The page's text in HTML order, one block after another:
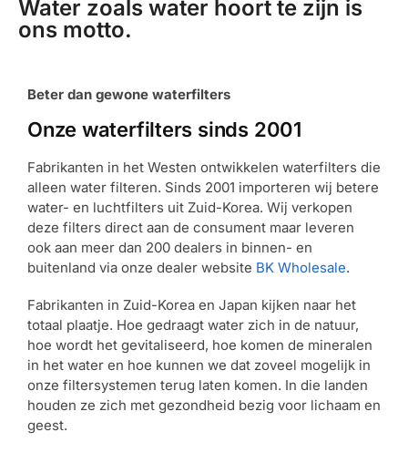
Water zoals water hoort te zijn is
ons motto.
Beter dan gewone waterfilters
Onze waterfilters sinds 2001
Fabrikanten in het Westen ontwikkelen waterfilters die
alleen water filteren. Sinds 2001 importeren wij betere
water- en luchtfilters uit Zuid-Korea. Wij verkopen
deze filters direct aan de consument maar leveren
ook aan meer dan 200 dealers in binnen- en
buitenland via onze dealer website BK Wholesale.
Fabrikanten in Zuid-Korea en Japan kijken naar het
totaal plaatje. Hoe gedraagt water zich in de natuur,
hoe wordt het gevitaliseerd, hoe komen de mineralen
in het water en hoe kunnen we dat zoveel mogelijk in
onze filtersystemen terug laten komen. In die landen
houden ze zich met gezondheid bezig voor lichaam en
geest.